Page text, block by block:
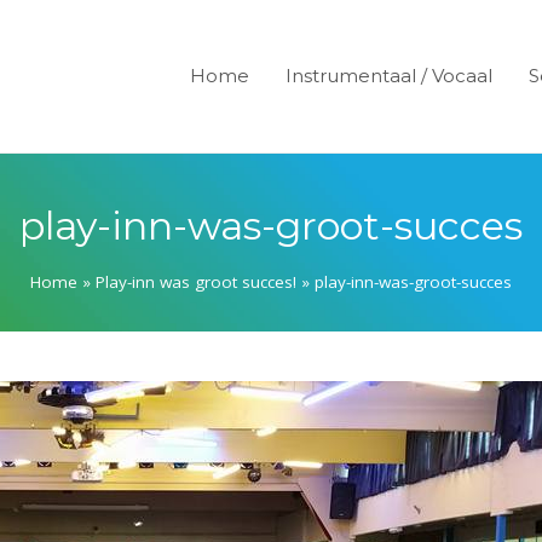
Home Instrumentaal / Vocaal
play-inn-was-groot-succes
Home » Play-inn was groot succes! » play-inn-was-groot-succes